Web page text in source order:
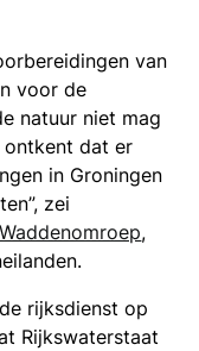
van
voor de
natuur niet mag
ontkent dat er
in Groningen
zei
,
rijksdienst op
Rijkswaterstaat